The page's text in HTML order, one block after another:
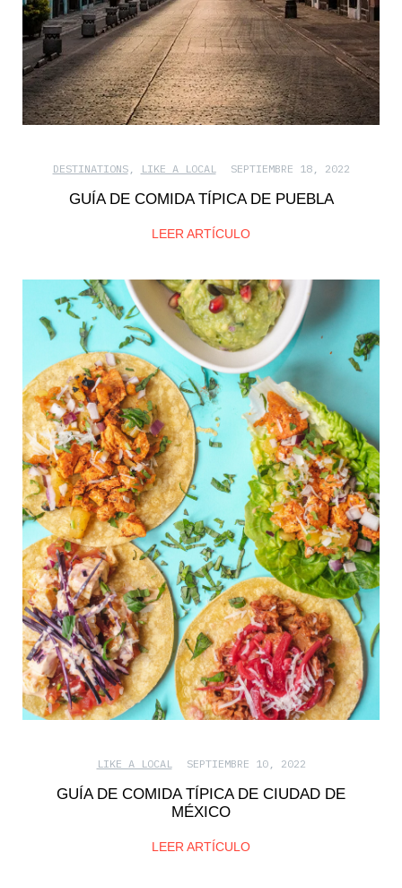
DESTINATIONS, LIKE A LOCAL SEPTIEMBRE 18, 2022
GUÍA DE COMIDA TÍPICA DE PUEBLA
LEER ARTÍCULO
LIKE A LOCAL SEPTIEMBRE 10, 2022
GUÍA DE COMIDA TÍPICA DE CIUDAD DE
MÉXICO
LEER ARTÍCULO